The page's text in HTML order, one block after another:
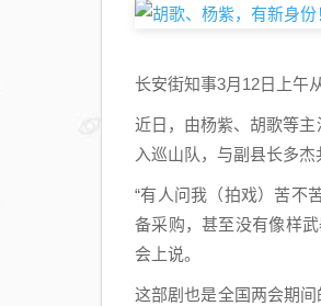
长安街知事3月12日上午
近日，由杨紫、胡歌等
入巡山队，与副县长多杰
“有人问我（拍戏）苦不
备采购，甚至没有像样
会上说。
这部剧也是全国两会期